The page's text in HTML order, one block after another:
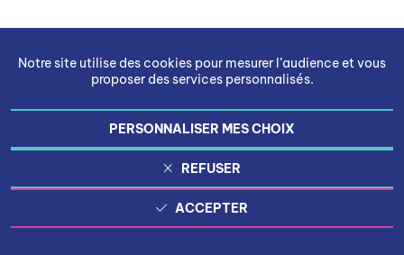
Notre site utilise des cookies pour mesurer l’audience et vous
proposer des services personnalisés.
PERSONNALISER MES CHOIX
REFUSER
ACCEPTER